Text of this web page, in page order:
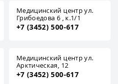
Медицинский центр ул.
Грибоедова 6 , к.1/1
+7 (3452) 500-617
Медицинский центр ул.
Арктическая, 12
+7 (3452) 500-617